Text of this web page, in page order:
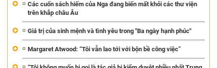
Các cuốn sách hiếm của Nga đang biến mất khỏi các thư viện
trên khắp châu Âu
Giá trị của sinh mệnh và tình yêu trong "Ba ngày hạnh phúc"
Margaret Atwood: “Tôi vẫn lao tới với bộn bề công việc”